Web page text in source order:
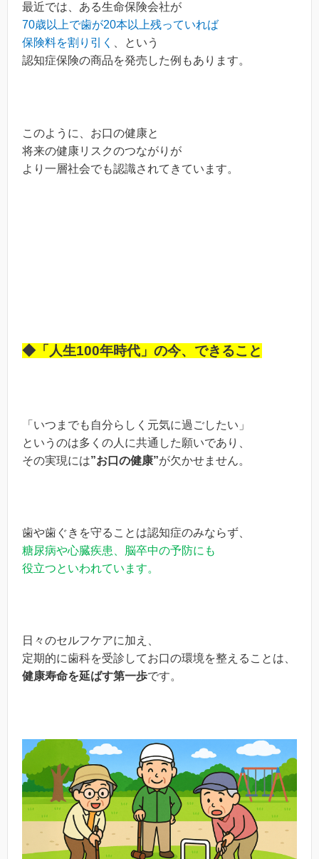
最近では、ある生命保険会社が
70歳以上で歯が20本以上残っていれば
保険料を割り引く 、という
認知症保険の商品を発売した例もあります。
このように、お口の健康と
将来の健康リスクのつながりが
より一層社会でも認識されてきています。
◆「人生100年時代」の今、できること
「いつまでも自分らしく元気に過ごしたい」
というのは多くの人に共通した願いであり、
その実現には”お口の健康”が欠かせません。
歯や歯ぐきを守ることは認知症のみならず、
糖尿病や心臓疾患、脳卒中の予防にも
役立つといわれています。
日々のセルフケアに加え、
定期的に歯科を受診してお口の環境を整えることは、
健康寿命を延ばす第一歩です。